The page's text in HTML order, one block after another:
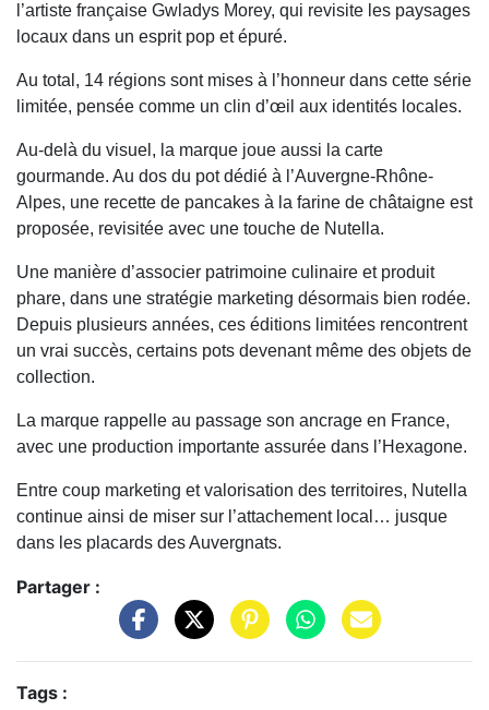
l’artiste française Gwladys Morey, qui revisite les paysages
locaux dans un esprit pop et épuré.
Au total, 14 régions sont mises à l’honneur dans cette série
limitée, pensée comme un clin d’œil aux identités locales.
Au-delà du visuel, la marque joue aussi la carte
gourmande. Au dos du pot dédié à l’Auvergne-Rhône-
Alpes, une recette de pancakes à la farine de châtaigne est
proposée, revisitée avec une touche de Nutella.
Une manière d’associer patrimoine culinaire et produit
phare, dans une stratégie marketing désormais bien rodée.
Depuis plusieurs années, ces éditions limitées rencontrent
un vrai succès, certains pots devenant même des objets de
collection.
La marque rappelle au passage son ancrage en France,
avec une production importante assurée dans l’Hexagone.
Entre coup marketing et valorisation des territoires, Nutella
continue ainsi de miser sur l’attachement local… jusque
dans les placards des Auvergnats.
Partager :
Tags :